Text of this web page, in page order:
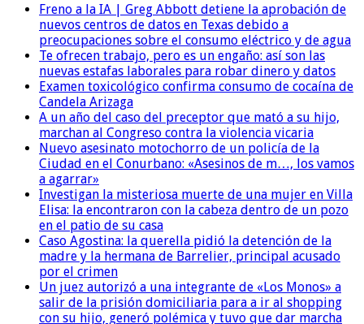
Freno a la IA | Greg Abbott detiene la aprobación de
nuevos centros de datos en Texas debido a
preocupaciones sobre el consumo eléctrico y de agua
Te ofrecen trabajo, pero es un engaño: así son las
nuevas estafas laborales para robar dinero y datos
Examen toxicológico confirma consumo de cocaína de
Candela Arizaga
A un año del caso del preceptor que mató a su hijo,
marchan al Congreso contra la violencia vicaria
Nuevo asesinato motochorro de un policía de la
Ciudad en el Conurbano: «Asesinos de m…, los vamos
a agarrar»
Investigan la misteriosa muerte de una mujer en Villa
Elisa: la encontraron con la cabeza dentro de un pozo
en el patio de su casa
Caso Agostina: la querella pidió la detención de la
madre y la hermana de Barrelier, principal acusado
por el crimen
Un juez autorizó a una integrante de «Los Monos» a
salir de la prisión domiciliaria para a ir al shopping
con su hijo, generó polémica y tuvo que dar marcha